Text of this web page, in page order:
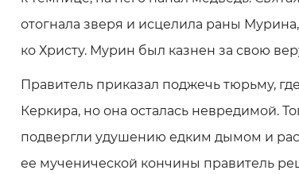
отогнала зверя и исцелила раны
ко Христу. Мурин был казнен за свою
Правитель приказал поджечь тюрьму,
Керкира, но она осталась невредимой.
подвергли удушению едким дымом и
ее мученической кончины правитель